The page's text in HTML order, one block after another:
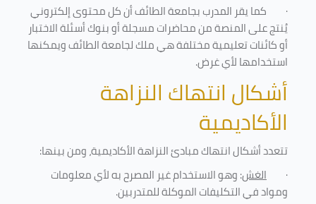
· كما يقر المدرب بجامعة الطائف أن كل محتوى إلكتروني
يُنتج على المنصة من محاضرات مسجلة أو بنوك أسئلة الاختبار
أو كائنات تعليمية مختلفة هي ملك لجامعة الطائف ويمكنها
استخدامها لأي غرض.
أشكال انتهاك النزاهة
الأكاديمية
تتعدد أشكال انتهاك مبادئ النزاهة الأكاديمية، ومن بينها:
· الغش: وهو الاستخدام غير المصرح به لأي معلومات
ومواد في التكليفاتالموكلة للمتدربين.